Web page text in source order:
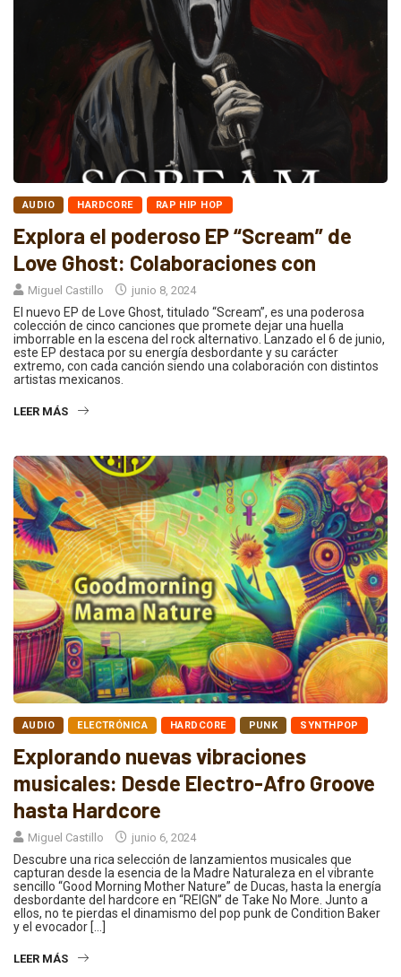
AUDIO HARDCORE RAP HIP HOP
Explora el poderoso EP “Scream” de
Love Ghost: Colaboraciones con
Miguel Castillo junio 8, 2024
El nuevo EP de Love Ghost, titulado “Scream”, es una poderosa
colección de cinco canciones que promete dejar una huella
imborrable en la escena del rock alternativo. Lanzado el 6 de junio,
este EP destaca por su energía desbordante y su carácter
extremo, con cada canción siendo una colaboración con distintos
artistas mexicanos.
LEER MÁS
AUDIO ELECTRÓNICA HARDCORE PUNK SYNTHPOP
Explorando nuevas vibraciones
musicales: Desde Electro-Afro Groove
hasta Hardcore
Miguel Castillo junio 6, 2024
Descubre una rica selección de lanzamientos musicales que
capturan desde la esencia de la Madre Naturaleza en el vibrante
sencillo “Good Morning Mother Nature” de Ducas, hasta la energía
desbordante del hardcore en “REIGN” de Take No More. Junto a
ellos, no te pierdas el dinamismo del pop punk de Condition Baker
y el evocador […]
LEER MÁS